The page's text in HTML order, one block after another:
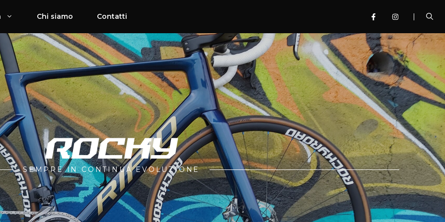
Chi siamo Contatti
SEMPRE IN CONTINUA EVOLUZIONE